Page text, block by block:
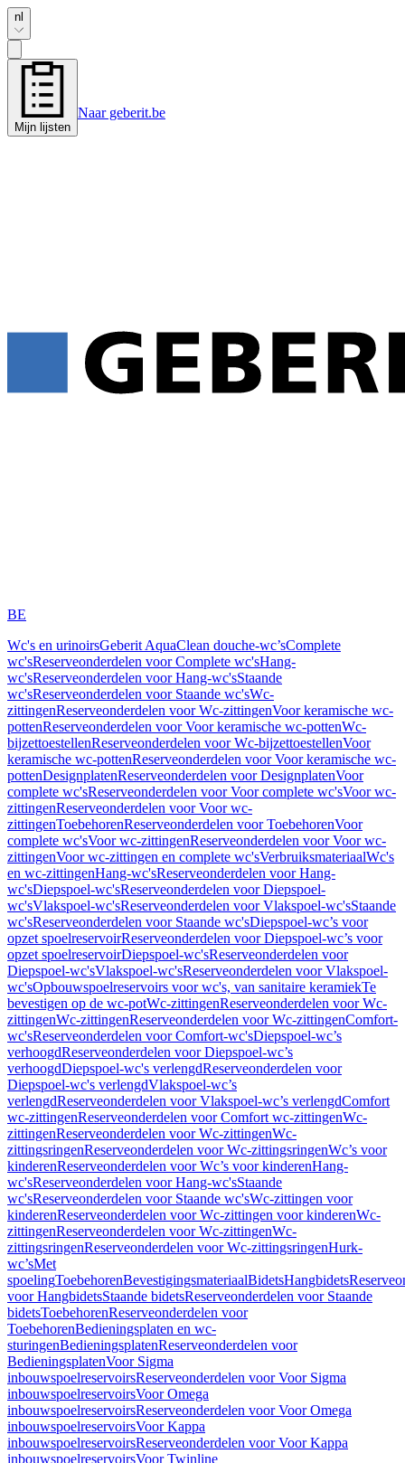
nl
Mijn lijsten
Naar geberit.be
BE
Wc's en urinoirsGeberit AquaClean douche-wc’sComplete
wc'sReserveonderdelen voor Complete wc'sHang-
wc'sReserveonderdelen voor Hang-wc'sStaande
wc'sReserveonderdelen voor Staande wc'sWc-
zittingenReserveonderdelen voor Wc-zittingenVoor keramische wc-
pottenReserveonderdelen voor Voor keramische wc-pottenWc-
bijzettoestellenReserveonderdelen voor Wc-bijzettoestellenVoor
keramische wc-pottenReserveonderdelen voor Voor keramische wc-
pottenDesignplatenReserveonderdelen voor DesignplatenVoor
complete wc'sReserveonderdelen voor Voor complete wc'sVoor wc-
zittingenReserveonderdelen voor Voor wc-
zittingenToebehorenReserveonderdelen voor ToebehorenVoor
complete wc'sVoor wc-zittingenReserveonderdelen voor Voor wc-
zittingenVoor wc-zittingen en complete wc'sVerbruiksmateriaalWc's
en wc-zittingenHang-wc'sReserveonderdelen voor Hang-
wc'sDiepspoel-wc'sReserveonderdelen voor Diepspoel-
wc'sVlakspoel-wc'sReserveonderdelen voor Vlakspoel-wc'sStaande
wc'sReserveonderdelen voor Staande wc'sDiepspoel-wc’s voor
opzet spoelreservoirReserveonderdelen voor Diepspoel-wc’s voor
opzet spoelreservoirDiepspoel-wc'sReserveonderdelen voor
Diepspoel-wc'sVlakspoel-wc'sReserveonderdelen voor Vlakspoel-
wc'sOpbouwspoelreservoirs voor wc's, van sanitaire keramiekTe
bevestigen op de wc-potWc-zittingenReserveonderdelen voor Wc-
zittingenWc-zittingenReserveonderdelen voor Wc-zittingenComfort-
wc'sReserveonderdelen voor Comfort-wc'sDiepspoel-wc’s
verhoogdReserveonderdelen voor Diepspoel-wc’s
verhoogdDiepspoel-wc's verlengdReserveonderdelen voor
Diepspoel-wc's verlengdVlakspoel-wc’s
verlengdReserveonderdelen voor Vlakspoel-wc’s verlengdComfort
wc-zittingenReserveonderdelen voor Comfort wc-zittingenWc-
zittingenReserveonderdelen voor Wc-zittingenWc-
zittingsringenReserveonderdelen voor Wc-zittingsringenWc’s voor
kinderenReserveonderdelen voor Wc’s voor kinderenHang-
wc'sReserveonderdelen voor Hang-wc'sStaande
wc'sReserveonderdelen voor Staande wc'sWc-zittingen voor
kinderenReserveonderdelen voor Wc-zittingen voor kinderenWc-
zittingenReserveonderdelen voor Wc-zittingenWc-
zittingsringenReserveonderdelen voor Wc-zittingsringenHurk-
wc’sMet
spoelingToebehorenBevestigingsmateriaalBidetsHangbidets
voor HangbidetsStaande bidetsReserveonderdelen voor Staande
bidetsToebehorenReserveonderdelen voor
ToebehorenBedieningsplaten en wc-
sturingenBedieningsplatenReserveonderdelen voor
BedieningsplatenVoor Sigma
inbouwspoelreservoirsReserveonderdelen voor Voor Sigma
inbouwspoelreservoirsVoor Omega
inbouwspoelreservoirsReserveonderdelen voor Voor Omega
inbouwspoelreservoirsVoor Kappa
inbouwspoelreservoirsReserveonderdelen voor Voor Kappa
inbouwspoelreservoirsVoor Twinline